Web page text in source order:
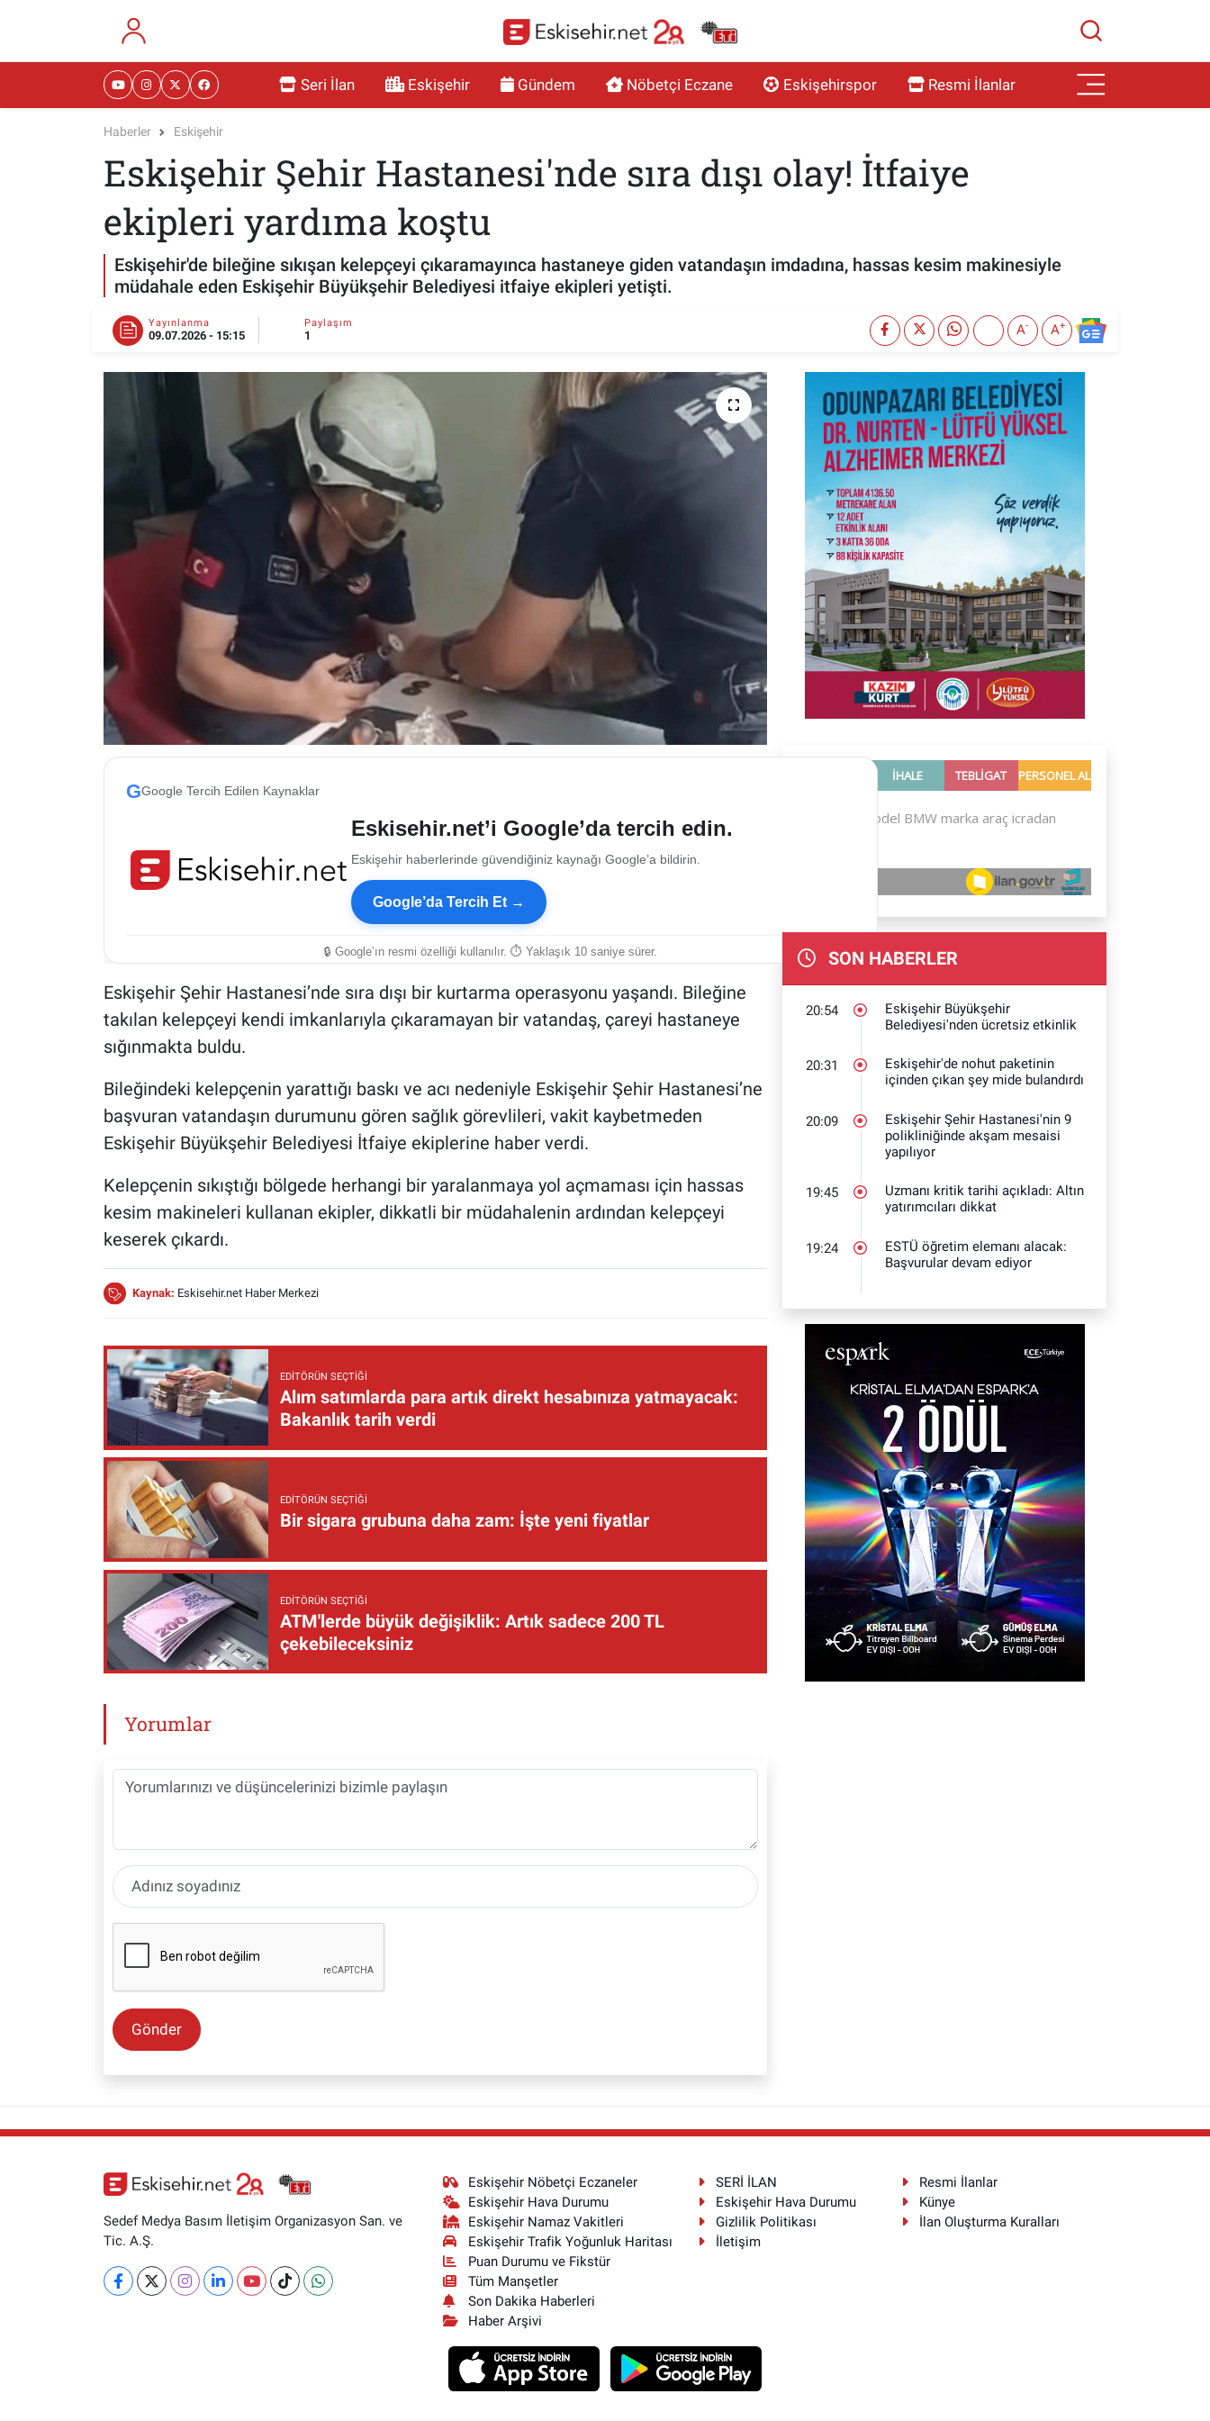
Seri İlan Eskişehir Gündem Nöbetçi Eczane Eskişehirspor Resmi İlanlar
Haberler Eskişehir
Eskişehir Şehir Hastanesi'nde sıra dışı olay! İtfaiye
ekipleri yardıma koştu
Eskişehir'de bileğine sıkışan kelepçeyi çıkaramayınca hastaneye giden vatandaşın imdadına, hassas kesim makinesiyle
müdahale eden Eskişehir Büyükşehir Belediyesi itfaiye ekipleri yetişti.
Yayınlanma
09.07.2026 - 15:15
Paylaşım
1 A- A+
GGoogle Tercih Edilen Kaynaklar
Eskisehir.net’i Google’da tercih edin.
Eskişehir haberlerinde güvendiğiniz kaynağı Google’a bildirin.
Google’da Tercih Et →
🔒 Google’ın resmi özelliği kullanılır. ⏱ Yaklaşık 10 saniye sürer.
Eskişehir Şehir Hastanesi’nde sıra dışı bir kurtarma operasyonu yaşandı. Bileğine
takılan kelepçeyi kendi imkanlarıyla çıkaramayan bir vatandaş, çareyi hastaneye
sığınmakta buldu.
Bileğindeki kelepçenin yarattığı baskı ve acı nedeniyle Eskişehir Şehir Hastanesi’ne
başvuran vatandaşın durumunu gören sağlık görevlileri, vakit kaybetmeden
Eskişehir Büyükşehir Belediyesi İtfaiye ekiplerine haber verdi.
Kelepçenin sıkıştığı bölgede herhangi bir yaralanmaya yol açmaması için hassas
kesim makineleri kullanan ekipler, dikkatli bir müdahalenin ardından kelepçeyi
keserek çıkardı.
Kaynak: Eskisehir.net Haber Merkezi
EDITÖRÜN SEÇTIĞI
Alım satımlarda para artık direkt hesabınıza yatmayacak:
Bakanlık tarih verdi
EDITÖRÜN SEÇTIĞI
Bir sigara grubuna daha zam: İşte yeni fiyatlar
EDITÖRÜN SEÇTIĞI
ATM'lerde büyük değişiklik: Artık sadece 200 TL
çekebileceksiniz
Yorumlar
Gönder
SON HABERLER
20:54
Eskişehir Büyükşehir
Belediyesi'nden ücretsiz etkinlik
20:31
Eskişehir'de nohut paketinin
içinden çıkan şey mide bulandırdı
20:09
Eskişehir Şehir Hastanesi'nin 9
polikliniğinde akşam mesaisi
yapılıyor
19:45
Uzmanı kritik tarihi açıkladı: Altın
yatırımcıları dikkat
19:24
ESTÜ öğretim elemanı alacak:
Başvurular devam ediyor
Sedef Medya Basım İletişim Organizasyon San. ve
Tic. A.Ş.
Eskişehir Nöbetçi Eczaneler
Eskişehir Hava Durumu
Eskişehir Namaz Vakitleri
Eskişehir Trafik Yoğunluk Haritası
Puan Durumu ve Fikstür
Tüm Manşetler
Son Dakika Haberleri
Haber Arşivi
SERİ İLAN
Resmi İlanlar
Eskişehir Hava Durumu
Künye
Gizlilik Politikası
İlan Oluşturma Kuralları
İletişim
RESMİ İLANLAR
MAGAZİN
TEKNOLOJİ
ESKİŞEHİR NÖBETÇİ ECZANELER
Eskişehir Haber İçerikleri
Eskişehir Hava Durumu
Eskişehir Tramvay Saatleri
Eskişehir Otobüs Saatleri
Eskişehir Nöbetçi Eczaneler
Eskişehir Namaz Vakitleri
Eskişehir Trafik Yoğunluk Haritası
Süper Lig Puan Durumu ve Fikstür
Tüm Manşetler
Son Dakika Haberleri